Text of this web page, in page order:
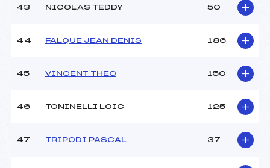
43 NICOLAS TEDDY 50
44 FALQUE JEAN DENIS 186
45 VINCENT THEO 150
46 TONINELLI LOIC 125
47 TRIPODI PASCAL 37